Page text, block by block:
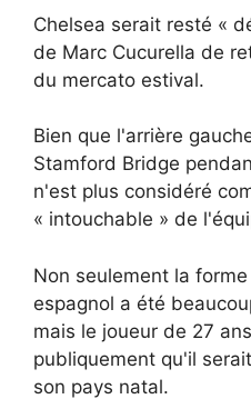
Chelsea serait resté «
de Marc Cucurella de
du mercato estival.
Bien que l'arrière
Stamford Bridge
n'est plus considéré
« intouchable » de
Non seulement la
espagnol a été
mais le joueur de 27
publiquement qu'il
son pays natal.